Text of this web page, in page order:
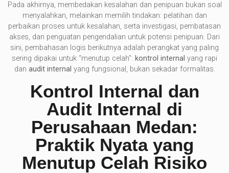
Pada akhirnya, membedakan kesalahan dan penipuan bukan soal
menyalahkan, melainkan memilih tindakan: pelatihan dan
perbaikan proses untuk kesalahan, serta investigasi, pembatasan
akses, dan penguatan pengendalian untuk potensi penipuan. Dari
sini, pembahasan logis berikutnya adalah perangkat yang paling
sering dipakai untuk “menutup celah”: kontrol internal yang rapi
dan audit internal yang fungsional, bukan sekadar formalitas.
Kontrol Internal dan
Audit Internal di
Perusahaan Medan:
Praktik Nyata yang
Menutup Celah Risiko